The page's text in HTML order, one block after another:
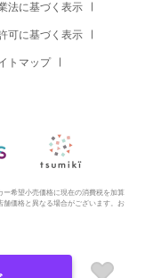
法に基づく表示
可に基づく表示
トマップ
希望小売価格に現在の消費税を加算
価格と異なる場合がございます。お